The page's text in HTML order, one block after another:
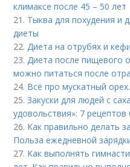
климаксе после 45 – 50 лет
21. Тыква для похудения и
диеты
22.Диета на отрубях и
23.Диета после пищевого
можно питаться после
24. Всё про мускатный
25.Закуски для людей с
удовольствия»: 7
26. Как правильно делать
Польза ежедневной
27. Как выполнять